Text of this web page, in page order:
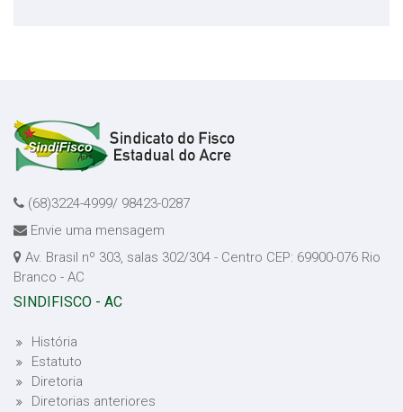
(68)3224-4999/ 98423-0287
Envie uma mensagem
Av. Brasil nº 303, salas 302/304 - Centro CEP: 69900-076 Rio
Branco - AC
SINDIFISCO - AC
História
Estatuto
Diretoria
Diretorias anteriores